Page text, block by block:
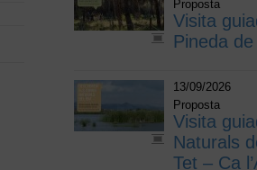
Proposta
Visita
Pineda
13/09/2026
Proposta
Visita
Naturals
Tet – Ca